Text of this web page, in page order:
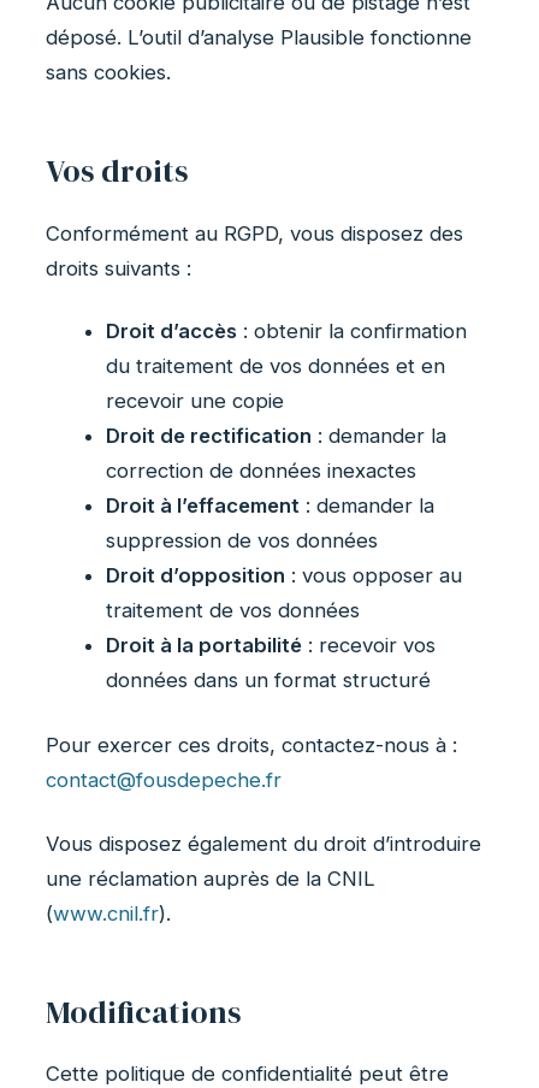
déposé. L’outil d’analyse Plausible fonctionne
sans cookies.
Vos droits
Conformément au RGPD, vous disposez des
droits suivants :
Droit d’accès : obtenir la confirmation
du traitement de vos données et en
recevoir une copie
Droit de rectification : demander la
correction de données inexactes
Droit à l’effacement : demander la
suppression de vos données
Droit d’opposition : vous opposer au
traitement de vos données
Droit à la portabilité : recevoir vos
données dans un format structuré
Pour exercer ces droits, contactez-nous à :
contact@fousdepeche.fr
Vous disposez également du droit d’introduire
une réclamation auprès de la CNIL
(www.cnil.fr).
Modifications
Cette politique de confidentialité peut être